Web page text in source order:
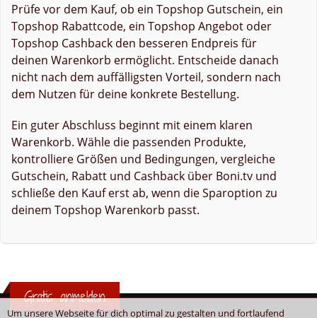
Um unsere Webseite für dich optimal zu gestalten und fortlaufend
Prüfe vor dem Kauf, ob ein Topshop Gutschein, ein
Topshop Rabattcode, ein Topshop Angebot oder
Topshop Cashback den besseren Endpreis für
deinen Warenkorb ermöglicht. Entscheide danach
nicht nach dem auffälligsten Vorteil, sondern nach
dem Nutzen für deine konkrete Bestellung.
Ein guter Abschluss beginnt mit einem klaren
Warenkorb. Wähle die passenden Produkte,
kontrolliere Größen und Bedingungen, vergleiche
Gutschein, Rabatt und Cashback über Boni.tv und
schließe den Kauf erst ab, wenn die Sparoption zu
deinem Topshop Warenkorb passt.
Gratis anmelden